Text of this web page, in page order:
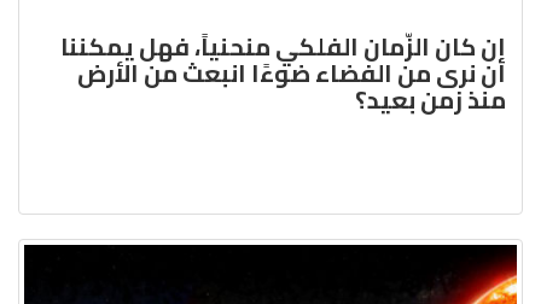
إن كان الزّمان الفلكي منحنياً، فهل يمكننا
أن نرى من الفضاء ضوءًا انبعث من الأرض
منذ زمن بعيد؟